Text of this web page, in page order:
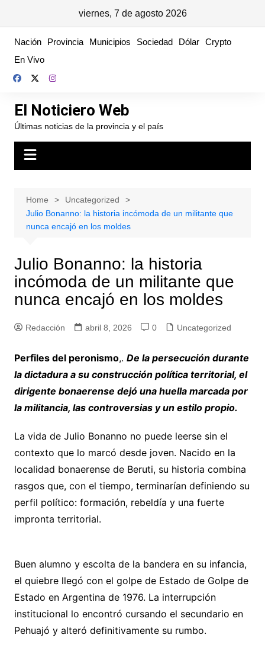
viernes, 7 de agosto 2026
content
Nación Provincia Municipios Sociedad Dólar Crypto
En Vivo
El Noticiero Web
Últimas noticias de la provincia y el país
Home
Uncategorized
Julio Bonanno: la historia incómoda de un militante que
nunca encajó en los moldes
Julio Bonanno: la historia
incómoda de un militante que
nunca encajó en los moldes
Redacción abril 8, 2026 0 Uncategorized
Perfiles del peronismo,. De la persecución durante
la dictadura a su construcción política territorial, el
dirigente bonaerense dejó una huella marcada por
la militancia, las controversias y un estilo propio.
La vida de Julio Bonanno no puede leerse sin el
contexto que lo marcó desde joven. Nacido en la
localidad bonaerense de Beruti, su historia combina
rasgos que, con el tiempo, terminarían definiendo su
perfil político: formación, rebeldía y una fuerte
impronta territorial.
Buen alumno y escolta de la bandera en su infancia,
el quiebre llegó con el golpe de Estado de Golpe de
Estado en Argentina de 1976. La interrupción
institucional lo encontró cursando el secundario en
Pehuajó y alteró definitivamente su rumbo.